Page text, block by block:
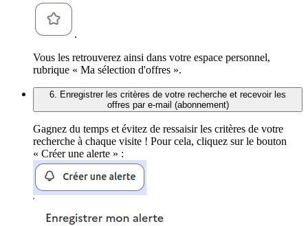
.
Vous les retrouverez ainsi dans votre espace personnel,
rubrique « Ma sélection d'offres ».
6. Enregistrer les critères de votre recherche et recevoir les
offres par e-mail (abonnement)
Gagnez du temps et évitez de ressaisir les critères de votre
recherche à chaque visite ! Pour cela, cliquez sur le bouton
« Créer une alerte » :